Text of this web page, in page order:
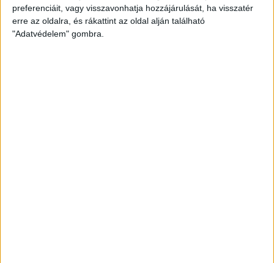
preferenciáit, vagy visszavonhatja hozzájárulását, ha visszatér
erre az oldalra, és rákattint az oldal alján található
"Adatvédelem" gombra.